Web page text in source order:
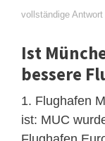
vollständige
Ist
bessere
1. Flughafen
ist: MUC